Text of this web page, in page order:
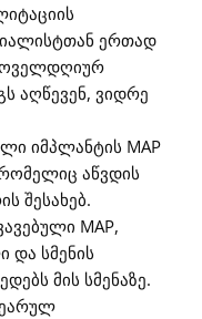
ერთად
აღწევენ, ვიდრე
იმპლანტის MAP
აწვდის
შესახებ.
MAP,
და სმენის
მის სმენაზე.